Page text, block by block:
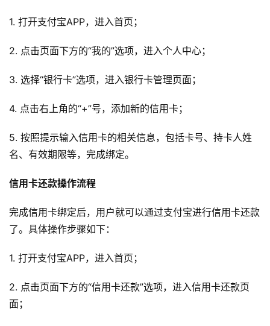
1. 打开支付宝APP，进入首页；
2. 点击页面下方的“我的”选项，进入个人中心；
3. 选择“银行卡”选项，进入银行卡管理页面；
4. 点击右上角的“+”号，添加新的信用卡；
5. 按照提示输入信用卡的相关信息，包括卡号、持卡人姓
名、有效期限等，完成绑定。
信用卡还款操作流程
完成信用卡绑定后，用户就可以通过支付宝进行信用卡还款
了。具体操作步骤如下：
1. 打开支付宝APP，进入首页；
2. 点击页面下方的“信用卡还款”选项，进入信用卡还款页
面；